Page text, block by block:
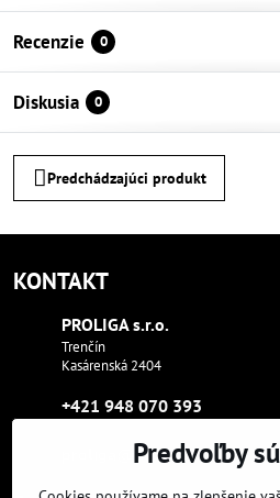
Recenzie 0
Diskusia 0
Predchádzajúci produkt
KONTAKT
PROLIGA s​.r​.o​.
Trenčín
Kasárenská 2404
+421 948 070 393
proliga​@proliga​.eu
Predvoľby